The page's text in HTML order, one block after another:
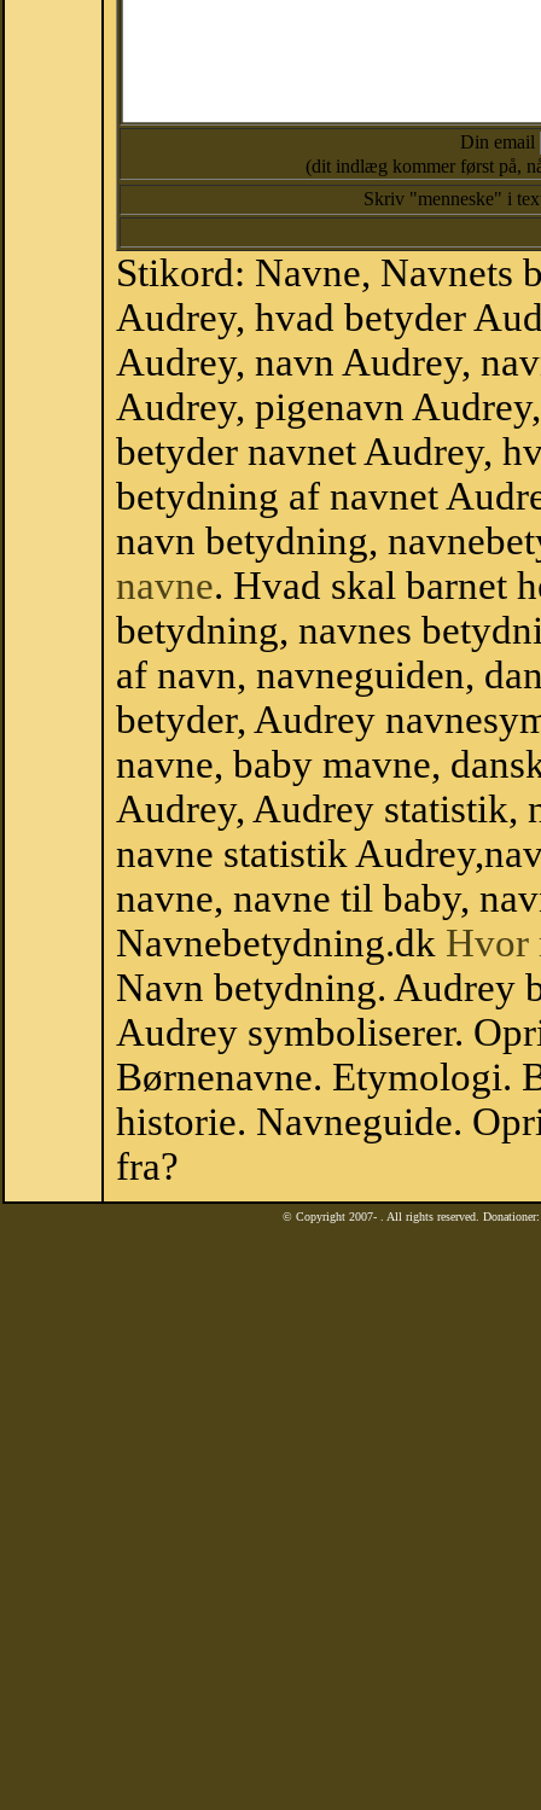
Din email
(dit indlæg kommer først på,
Skriv "menneske" i
Stikord: Navne, Navnets
Audrey, hvad betyder
Audrey, navn Audrey,
Audrey, pigenavn
betyder navnet Audrey,
betydning af navnet
navn betydning,
navne. Hvad skal barnet
betydning, navnes
af navn, navneguiden,
betyder, Audrey
navne, baby mavne,
Audrey, Audrey statistik,
navne statistik
navne, navne til baby,
Navnebetydning.dk Hvor
Navn betydning. Audrey
Audrey symboliserer.
Børnenavne. Etymologi.
historie. Navneguide.
fra?
© Copyright 2007- . All rights reserved.